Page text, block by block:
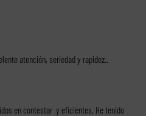
atención, seriedad y rapidez..
en contestar  y eficientes. He tenido